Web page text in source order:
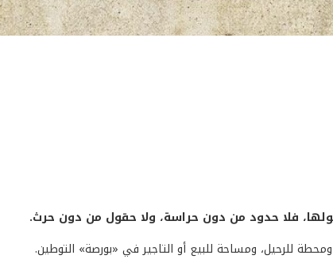
فلا حدود من دون حراسة، ولا حقول من دون حرث.
للرحيل، ومساحة للبيع أو التاجير في «بورصة» التوطين.